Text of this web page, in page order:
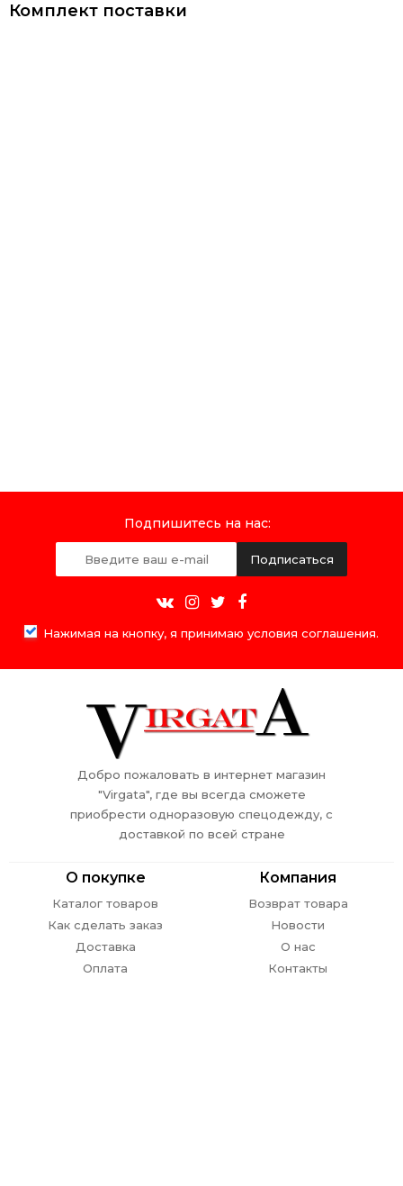
Комплект поставки
Подпишитесь на нас:
Подписаться
Нажимая на кнопку, я принимаю условия соглашения.
Добро пожаловать в интернет магазин
"Virgata", где вы всегда сможете
приобрести одноразовую спецодежду, с
доставкой по всей стране
О покупке
Каталог товаров
Как сделать заказ
Доставка
Оплата
Компания
Возврат товара
Новости
О нас
Контакты